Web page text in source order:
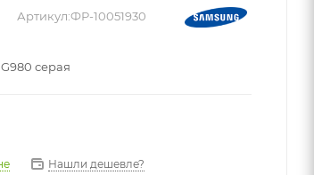
Артикул:ФР-10051930
серая
Нашли дешевле?